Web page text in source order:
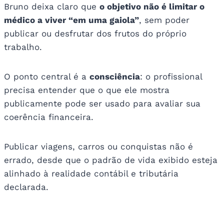
Bruno deixa claro que o objetivo não é limitar o
médico a viver “em uma gaiola”, sem poder
publicar ou desfrutar dos frutos do próprio
trabalho.
O ponto central é a consciência: o profissional
precisa entender que o que ele mostra
publicamente pode ser usado para avaliar sua
coerência financeira.
Publicar viagens, carros ou conquistas não é
errado, desde que o padrão de vida exibido esteja
alinhado à realidade contábil e tributária
declarada.